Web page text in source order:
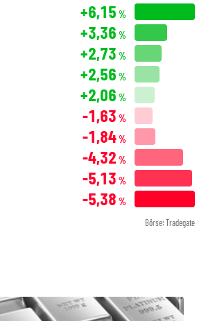
+6,15 %
+3,36 %
+2,73 %
+2,56 %
+2,06 %
-1,63 %
-1,84%
-4,32 %
-5,13 %
-5,38 %
Börse: Tradegate